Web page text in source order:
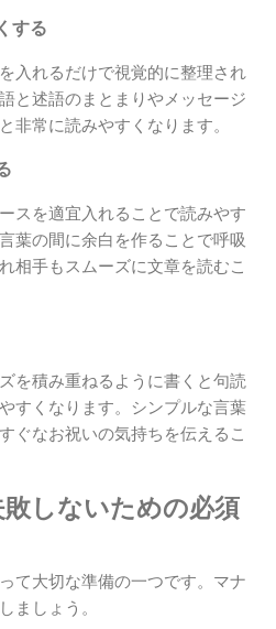
する
入れるだけで視覚的に整理され
と述語のまとまりやメッセージ
非常に読みやすくなります。
スを適宜入れることで読みやす
葉の間に余白を作ることで呼吸
相手もスムーズに文章を読むこ
を積み重ねるように書くと句読
すくなります。シンプルな言葉
ぐなお祝いの気持ちを伝えるこ
しないための必須
て大切な準備の一つです。マナ
ましょう。